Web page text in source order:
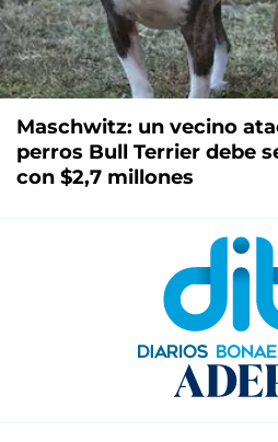
Maschwitz: un vecino
perros Bull Terrier debe
con $2,7 millones